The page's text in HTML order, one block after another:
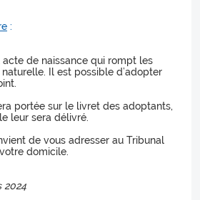
:
de naissance qui rompt les
Il est possible d’adopter
portée sur le livret des adoptants,
leur sera délivré.
de vous adresser au Tribunal
domicile.
2024